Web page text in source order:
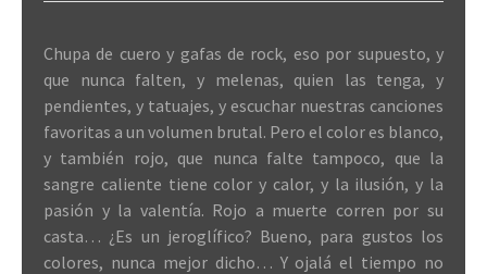
Chupa de cuero y gafas de rock, eso por supuesto, y
que nunca falten, y melenas, quien las tenga, y
pendientes, y tatuajes, y escuchar nuestras canciones
favoritas a un volumen brutal. Pero el color es blanco,
y también rojo, que nunca falte tampoco, que la
sangre caliente tiene color y calor, y la ilusión, y la
pasión y la valentía. Rojo a muerte corren por su
casta… ¿Es un jeroglífico? Bueno, para gustos los
colores, nunca mejor dicho… Y ojalá el tiempo no